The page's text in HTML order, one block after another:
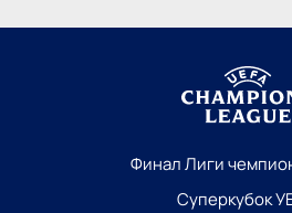
Финал Лиги
Суперкубок